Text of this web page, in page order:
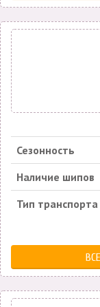
Сезонность
Наличие шипов
Тип транспорта